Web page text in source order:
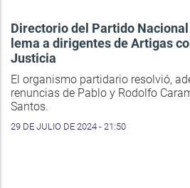
Directorio del Partido
lema a dirigentes de Artigas
Justicia
El organismo partidario resolvió,
renuncias de Pablo y Rodolfo
Santos.
29 DE JULIO DE 2024 - 21:50